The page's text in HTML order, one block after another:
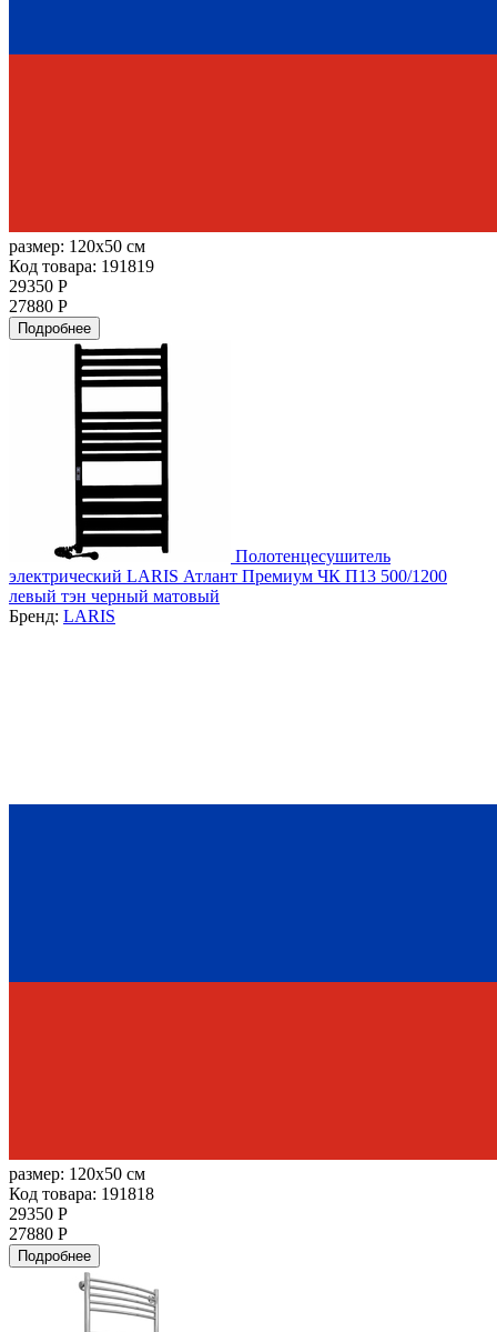
размер: 120x50 см
Код товара: 191819
29350 Р
27880 Р
Подробнее
Полотенцесушитель
электрический LARIS Атлант Премиум ЧК П13 500/1200
левый тэн черный матовый
Бренд: LARIS
размер: 120x50 см
Код товара: 191818
29350 Р
27880 Р
Подробнее